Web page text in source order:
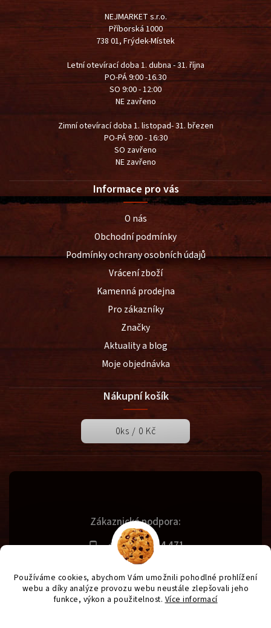
Používáme cookies, abychom Vám umožnili pohodlné prohlížení
webu a díky analýze provozu webu neustále zlepšovali jeho
funkce, výkon a použitelnost. Více informací
Zákaznická podpora:
+420 731 614 471
info@svetgrilu.cz
NEJMARKET s.r.o.
Příborská 1000
738 01, Frýdek-Místek
Letní otevírací doba 1. dubna - 31. října
PO-PÁ 9:00 -16.30
SO 9:00 - 12:00
NE zavřeno
Zimní otevírací doba 1. listopad- 31. březen
PO-PÁ 9:00 - 16:30
SO zavřeno
NE zavřeno
Informace pro vás
O nás
Obchodní podmínky
Podmínky ochrany osobních údajů
Vrácení zboží
Kamenná prodejna
Pro zákazníky
Značky
Aktuality a blog
Moje objednávka
Nákupní košík
0ks / 0 Kč